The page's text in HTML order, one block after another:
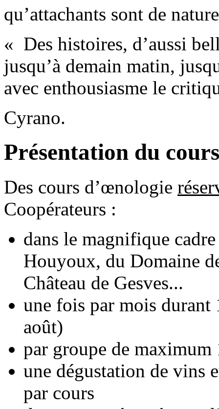
qu’attachants sont de
« Des histoires, d’aussi
jusqu’à demain matin,
avec enthousiasme le
Cyrano.
Présentation du
Des cours d’œnologie
Coopérateurs :
dans le magnifique
Houyoux, du Domaine
Château de Gesves...
une fois par mois durant
août)
par groupe de maximum
une dégustation de vins
par cours